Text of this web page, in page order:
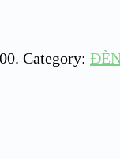
. Category: